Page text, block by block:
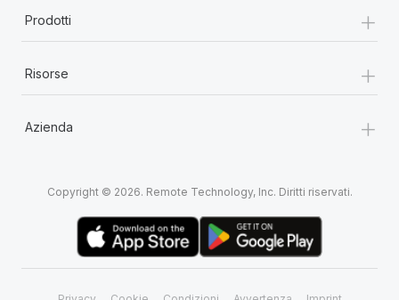
Prodotti +
Risorse +
Azienda +
Copyright © 2026. Remote Technology, Inc. Diritti riservati.